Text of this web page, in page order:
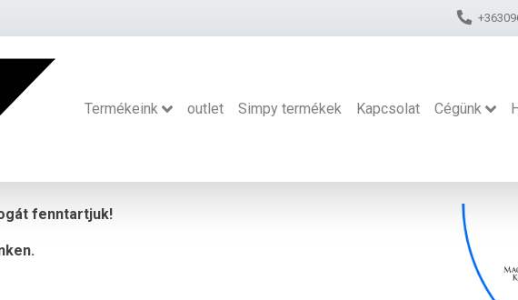
Termékeink outlet Simpy termékek Kapcsolat Cégünk
fenntartjuk!